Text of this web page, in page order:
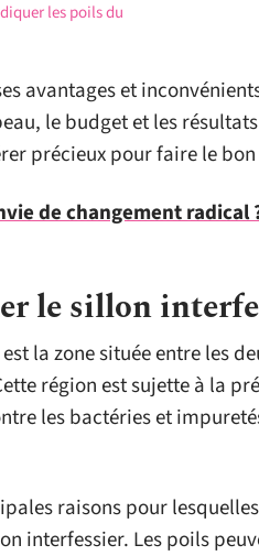
les poils du
avantages et
le budget et les
précieux pour faire le
de changement
le sillon
la zone située entre les
région est sujette à la
les bactéries et
raisons pour
interfessier. Les poils